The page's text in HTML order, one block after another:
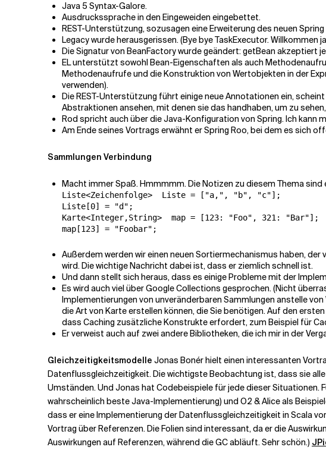
Java 5 Syntax-Galore.
Ausdruckssprache in den Eingeweiden eingebettet.
REST-Unterstützung, sozusagen eine Erweiterung des neuen Spring
Legacy wurde herausgerissen. (Bye bye TaskExecutor. Willkommen
Die Signatur von BeanFactory wurde geändert: getBean akzeptiert
EL unterstützt sowohl Bean-Eigenschaften als auch
Methodenaufrufe und die Konstruktion von Wertobjekten in der
verwenden).
Die REST-Unterstützung führt einige neue Annotationen ein,
Abstraktionen ansehen, mit denen sie das handhaben, um zu
Rod spricht auch über die Java-Konfiguration von Spring. Ich kann
Am Ende seines Vortrags erwähnt er Spring Roo, bei dem es sich
Sammlungen Verbindung
Macht immer Spaß. Hmmmmm. Die Notizen zu diesem Thema
Liste<Zeichenfolge>  Liste = ["a,", "b", "c"];
Liste[0] = "d";
Karte<Integer,String>  map = [123: "Foo", 321: "Bar"];
map[123] = "Foobar";
Außerdem werden wir einen neuen Sortiermechanismus haben,
wird. Die wichtige Nachricht dabei ist, dass er ziemlich schnell ist.
Und dann stellt sich heraus, dass es einige Probleme mit der
Es wird auch viel über Google Collections gesprochen. (Nicht
Implementierungen von unveränderbaren Sammlungen anstelle
die Art von Karte erstellen können, die Sie benötigen. Auf den
dass Caching zusätzliche Konstrukte erfordert, zum Beispiel für
Er verweist auch auf zwei andere Bibliotheken, die ich mir in der
Gleichzeitigkeitsmodelle Jonas Bonér hielt einen interessanten
Datenflussgleichzeitigkeit. Die wichtigste Beobachtung ist, dass sie
Umständen. Und Jonas hat Codebeispiele für jede dieser Situationen.
wahrscheinlich beste Java-Implementierung) und O2 & Alice als
dass er eine Implementierung der Datenflussgleichzeitigkeit in Scala
Vortrag über Referenzen. Die Folien sind interessant, da er die
Auswirkungen auf Referenzen, während die GC abläuft. Sehr schön.)